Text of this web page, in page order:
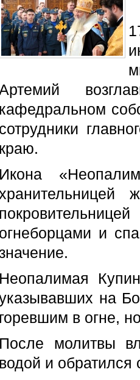
кафедральном
сотрудники
краю.
Икона
огнеборцами и
Неопалимая
на
горевшим в огне,
После молитвы
водой и обратился